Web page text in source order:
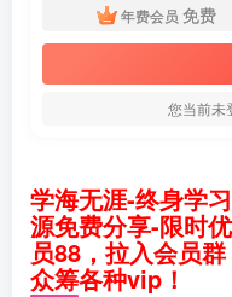
年费会员 免费
您当前未
学海无涯-终身学习
源免费分享-限时
员88，拉入会员
众筹各种vip！